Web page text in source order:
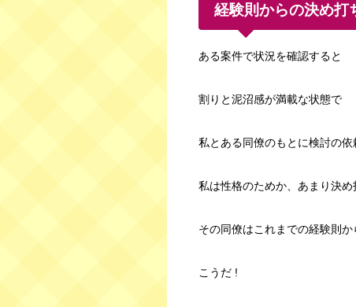
経験則からの決め打
ある案件で状況を確認すると
割りと泥沼感が満載な状態で
私とある同僚のもとに検討の依
私は性格のためか、あまり決め
その同僚はこれまでの経験則か
こうだ !